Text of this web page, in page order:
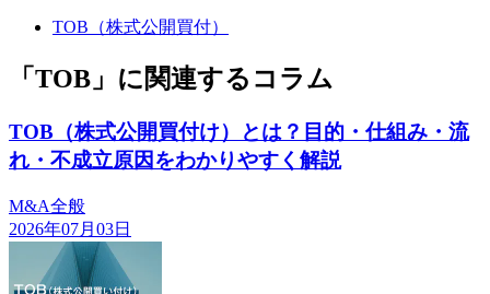
TOB（株式公開買付）
「TOB」に関連するコラム
TOB（株式公開買付け）とは？目的・仕組み・流
れ・不成立原因をわかりやすく解説
M&A全般
2026年07月03日